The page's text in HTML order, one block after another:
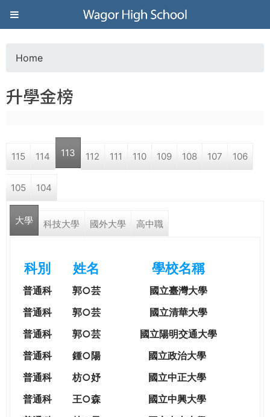
Jump to navigation
葳
格
高
學
o
a
r
e
e
Home
升學金榜
115 114 113 112 111 110 109 108 107 106
105 104
大學 科技大學 國外大學 高中職
科別 姓名 學校名稱
普通科 郭○芸
國立臺灣大學
普通科
郭○芸
國立清華大學
普通科
郭○芸
國立陽明交通大學
普通科
鍾○陽
國立政治大學
普通科
枋○妤
國立中正大學
普通科
王○森
國立中興大學